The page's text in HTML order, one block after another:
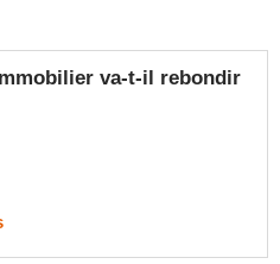
va-t-il rebondir